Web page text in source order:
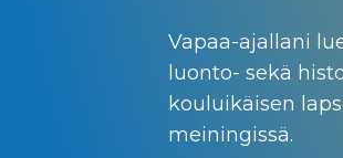
Vapaa-ajallani
luonto- sekä
kouluikäisen
meiningissä.